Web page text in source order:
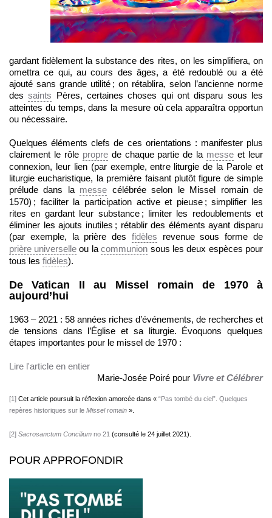
gardant fidèlement la substance des rites, on les simplifiera, on
omettra ce qui, au cours des âges, a été redoublé ou a été
ajouté sans grande utilité ; on rétablira, selon l’ancienne norme
dessaints Pères, certaines choses qui ont disparu sous les
atteintes du temps, dans la mesure où cela apparaîtra opportun
ou nécessaire.
Quelques éléments clefs de ces orientations : manifester plus
clairement le rôle proprede chaque partie de la messe et leur
connexion, leur lien (par exemple, entre liturgie de la Parole et
liturgie eucharistique, la première faisant plutôt figure de simple
prélude dans la messe célébrée selon le Missel romain de
1570) ; faciliter la participation active et pieuse ; simplifier les
rites en gardant leur substance ; limiter les redoublements et
éliminer les ajouts inutiles ; rétablir des éléments ayant disparu
(par exemple, la prière des fidèles revenue sous forme de
prière universelle ou lacommunion sous les deux espèces pour
tous les fidèles).
De Vatican II au Missel romain de 1970 à
aujourd’hui
1963 – 2021 : 58 années riches d’événements, de recherches et
de tensions dans l’Église et sa liturgie. Évoquons quelques
étapes importantes pour le missel de 1970 :
Lire l'article en entier
Marie-Josée Poiré pour Vivre et Célébrer
[1] Cet article poursuit la réflexion amorcée dans « “Pas tombé du ciel”. Quelques
repères historiques sur le Missel romain ».
[2] Sacrosanctum Concilium no 21 (consulté le 24 juillet 2021).
POUR APPROFONDIR